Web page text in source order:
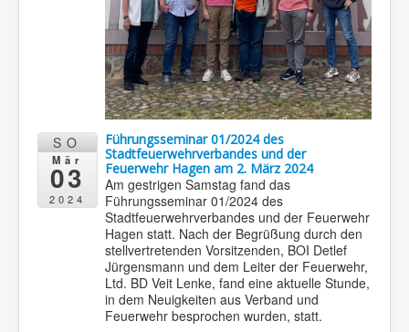
SO
Mär
03
2024
Führungsseminar 01/2024 des
Stadtfeuerwehrverbandes und der
Feuerwehr Hagen am 2. März 2024
Am gestrigen Samstag fand das
Führungsseminar 01/2024 des
Stadtfeuerwehrverbandes und der Feuerwehr
Hagen statt. Nach der Begrüßung durch den
stellvertretenden Vorsitzenden, BOI Detlef
Jürgensmann und dem Leiter der Feuerwehr,
Ltd. BD Veit Lenke, fand eine aktuelle Stunde,
in dem Neuigkeiten aus Verband und
Feuerwehr besprochen wurden, statt.